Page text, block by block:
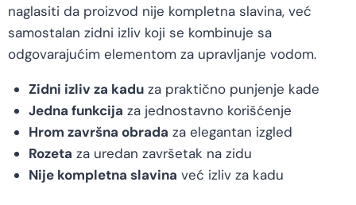
naglasiti da proizvod nije kompletna slavina, već
samostalan zidni izliv koji se kombinuje sa
odgovarajućim elementom za upravljanje vodom.
Zidni izliv za kaduza praktično punjenje kade
Jedna funkcija za jednostavno korišćenje
Hrom završna obrada za elegantan izgled
Rozeta za uredan završetak na zidu
Nije kompletna slavina već izliv za kadu